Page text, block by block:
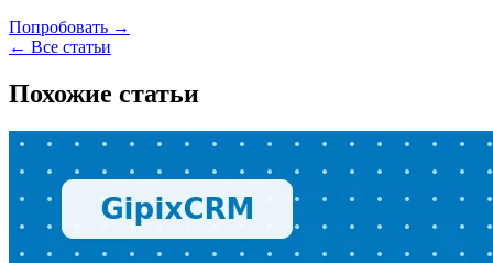
Попробовать →
← Все статьи
Похожие статьи